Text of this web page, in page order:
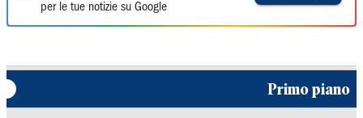
per le tue notizie su Google
Primo piano